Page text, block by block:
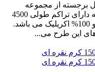
طرح کد 1507 کرم گل برجسته از مجموعه
محصولات 1500 شانه گلبرجسته بوده که دارای تراکم طولی 4500
می باشد. این محصول هشت رنگ بوده و 100% اکریلیک می باشد.
های این طرح می...